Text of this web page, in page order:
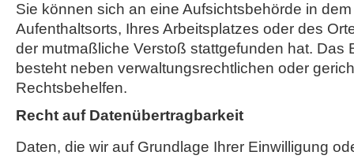
Sie können sich an eine Aufsichtsbehörde in
Aufenthaltsorts, Ihres Arbeitsplatzes oder des
der mutmaßliche Verstoß stattgefunden hat. Das
besteht neben verwaltungsrechtlichen oder
Rechtsbehelfen.
Recht auf Datenübertragbarkeit
Daten, die wir auf Grundlage Ihrer Einwilligung